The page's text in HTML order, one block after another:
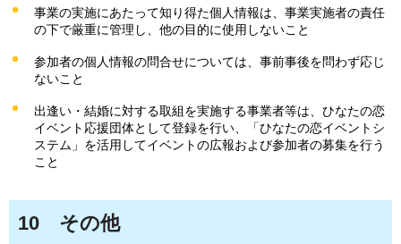
事業の実施にあたって知り得た個人情報は、事業実施者の責任
の下で厳重に管理し、他の目的に使用しないこと
参加者の個人情報の問合せについては、事前事後を問わず応じ
ないこと
出逢い・結婚に対する取組を実施する事業者等は、ひなたの恋
イベント応援団体として登録を行い、「ひなたの恋イベントシ
ステム」を活用してイベントの広報および参加者の募集を行う
こと
10 その他